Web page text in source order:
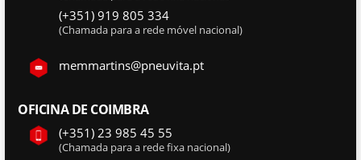
(+351) 919 805 334
(Chamada para a rede móvel nacional)
memmartins@pneuvita.pt
OFICINA DE COIMBRA
(+351) 23 985 45 55
(Chamada para a rede fixa nacional)